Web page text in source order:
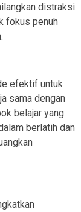
distraksi
fokus penuh
efektif untuk
sama dengan
belajar yang
berlatih dan